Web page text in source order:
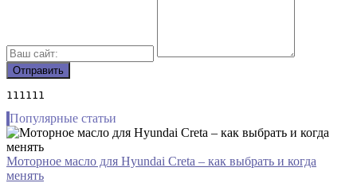
111111
Популярные статьи
Моторное масло для Hyundai Creta – как выбрать и когда
менять